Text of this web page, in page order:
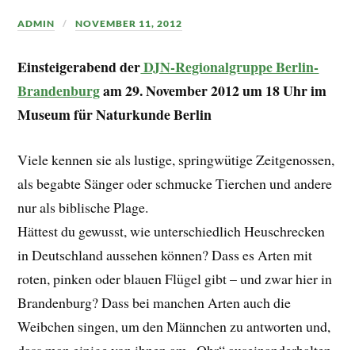
ADMIN NOVEMBER 11, 2012
Einsteigerabend derDJN-Regionalgruppe Berlin-
Brandenburgam 29. November 2012 um 18 Uhr im
Museum für Naturkunde Berlin
Viele kennen sie als lustige, springwütige Zeitgenossen,
als begabte Sänger oder schmucke Tierchen und andere
nur als biblische Plage.
Hättest du gewusst, wie unterschiedlich Heuschrecken
in Deutschland aussehen können? Dass es Arten mit
roten, pinken oder blauen Flügel gibt – und zwar hier in
Brandenburg? Dass bei manchen Arten auch die
Weibchen singen, um den Männchen zu antworten und,